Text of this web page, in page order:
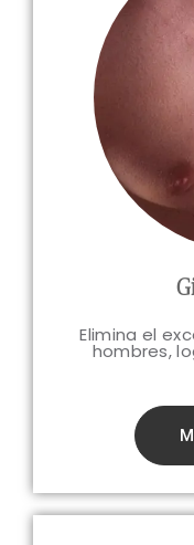
Elimina el
hombres,